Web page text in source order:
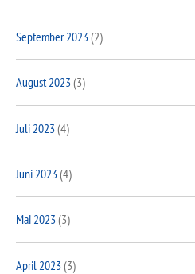
September 2023(2)
August 2023(3)
Juli 2023(4)
Juni 2023(4)
Mai 2023(3)
April 2023(3)